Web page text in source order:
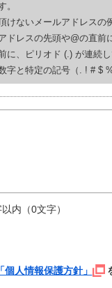
。
けないメールアドレスの
ドレスの先頭や@の直
に、ピリオド (.) が連続
字と特定の記号（. ! # $
内（0文字）
個人情報保護方針」